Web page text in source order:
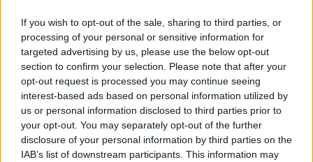
If you wish to opt-out of the sale, sharing to third parties, or
processing of your personal or sensitive information for
targeted advertising by us, please use the below opt-out
section to confirm your selection. Please note that after your
opt-out request is processed you may continue seeing
interest-based ads based on personal information utilized by
us or personal information disclosed to third parties prior to
your opt-out. You may separately opt-out of the further
disclosure of your personal information by third parties on the
IAB’s list of downstream participants. This information may
είναι το τελευταίο μου γράμμα» λέει
ακτιβιστής
Κόσμος01.10.2025 15:29
Η τουρκική προεδρία διαψεύδει τα
περί άγνοιας Ερντογάν για το ΚΑΑΝ